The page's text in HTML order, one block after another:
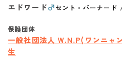
エドワード♂セント・バーナード
保護団体
一般社団法人 W.N.P(ワンニャ
生